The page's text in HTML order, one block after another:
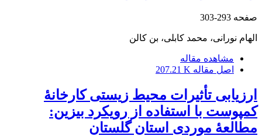
صفحه 293-303
الهام نورانی، محمد کابلی، بن کالن
مشاهده مقاله
اصل مقاله 207.21 K
ارزیابی تأثیرات محیط زیستی کارخانۀ
کمپوست با استفاده از رویکرد بیزین:
مطالعۀ موردی استان گلستان